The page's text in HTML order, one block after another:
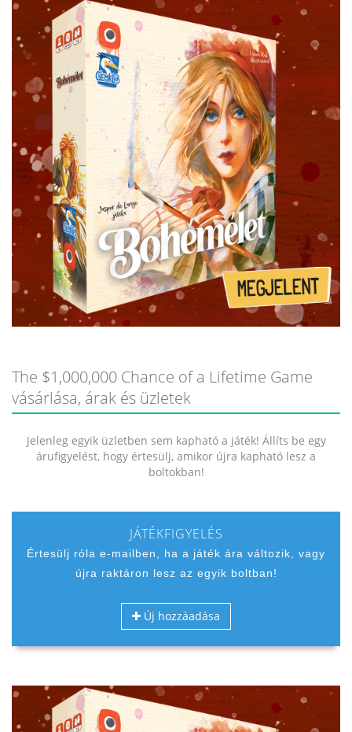
The $1,000,000 Chance of a Lifetime Game
vásárlása, árak és üzletek
Jelenleg egyik üzletben sem kapható a játék! Állíts be egy
árufigyelést, hogy értesülj, amikor újra kapható lesz a
boltokban!
JÁTÉKFIGYELÉS
Értesülj róla e-mailben, ha a játék ára változik, vagy
újra raktáron lesz az egyik boltban!
Új hozzáadása